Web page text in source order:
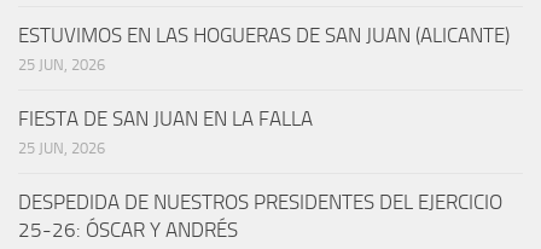
ESTUVIMOS EN LAS HOGUERAS DE SAN JUAN (ALICANTE)
25 JUN, 2026
FIESTA DE SAN JUAN EN LA FALLA
25 JUN, 2026
DESPEDIDA DE NUESTROS PRESIDENTES DEL EJERCICIO
25-26: ÓSCAR Y ANDRÉS